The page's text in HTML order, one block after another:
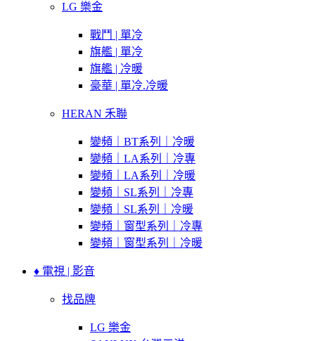
LG 樂金
戰鬥 | 單冷
旗艦 | 單冷
旗艦 | 冷暖
豪華 | 單冷.冷暖
HERAN 禾聯
變頻｜BT系列｜冷暖
變頻｜LA系列｜冷專
變頻｜LA系列｜冷暖
變頻｜SL系列｜冷專
變頻｜SL系列｜冷暖
變頻｜窗型系列｜冷專
變頻｜窗型系列｜冷暖
♦ 電視 | 影音
找品牌
LG 樂金